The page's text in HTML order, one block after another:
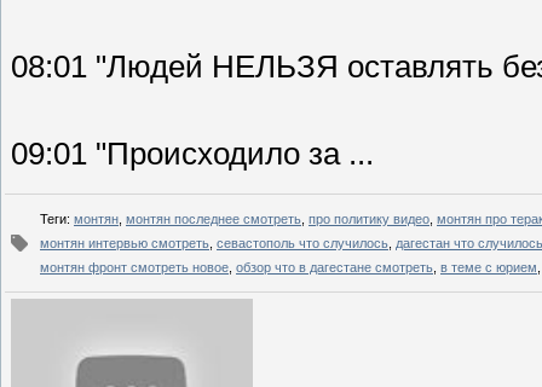
08:01 "Людей НЕЛЬЗЯ оставлять
09:01 "Происходило за ...
Теги: монтян монтян последнее смотреть про политику видео монтян про
монтян интервью смотреть севастополь что случилось дагестан что случилось
монтян фронт смотреть новое обзор что в дагестане смотреть в теме с юрием